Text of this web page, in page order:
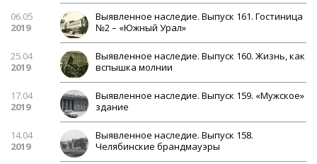
06.05
2019
Выявленное наследие. Выпуск 161. Гостиница
№2 – «Южный Урал»
25.04
2019
Выявленное наследие. Выпуск 160. Жизнь, как
вспышка молнии
17.04
2019
Выявленное наследие. Выпуск 159. «Мужское»
здание
14.04
2019
Выявленное наследие. Выпуск 158.
Челябинские брандмауэры